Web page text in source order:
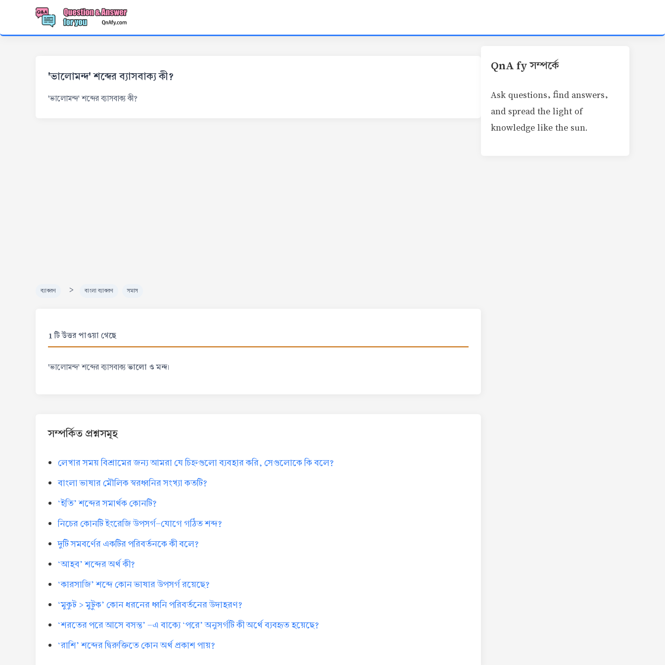
'ভালোমন্দ' শব্দের ব্যাসবাক্য কী?
'ভালোমন্দ' শব্দের ব্যাসবাক্য কী?
ব্যাকরণ > বাংলা ব্যাকরণ সমাস
1 টি উত্তর পাওয়া গেছে
'ভালোমন্দ' শব্দের ব্যাসবাক্যভালো ও মন্দ।
সম্পর্কিত প্রশ্নসমূহ
লেখার সময় বিশ্রামের জন্য আমরা যে চিহ্নগুলো ব্যবহার করি, সেগুলোকে কি বলে?
বাংলা ভাষার মৌলিক স্বরধ্বনির সংখ্যা কতটি?
‘ইতি’ শব্দের সমার্থক কোনটি?
নিচের কোনটি ইংরেজি উপসর্গ-যোগে গঠিত শব্দ?
দুটি সমবর্ণের একটির পরিবর্তনকে কী বলে?
‘আহব’ শব্দের অর্থ কী?
‘কারসাজি’ শব্দে কোন ভাষার উপসর্গ রয়েছে?
‘মুকুট > মুটুক’ কোন ধরনের ধ্বনি পরিবর্তনের উদাহরণ?
‘শরতের পরে আসে বসন্ত’ -এ বাক্যে ‘পরে’ অনুসর্গটি কী অর্থে ব্যবহৃত হয়েছে?
‘রাশি’ শব্দের দ্বিরুক্তিতে কোন অর্থ প্রকাশ পায়?
QnA fy সম্পর্কে
Ask questions, find answers,
and spread the light of
knowledge like the sun.